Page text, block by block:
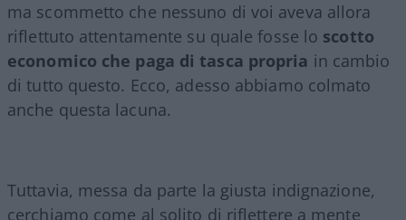
ma scommetto che nessuno di voi aveva allora
riflettuto attentamente su quale fosse lo scotto
economico che paga di tasca propria in cambio
di tutto questo. Ecco, adesso abbiamo colmato
anche questa lacuna.
Tuttavia, messa da parte la giusta indignazione,
cerchiamo come al solito di riflettere a mente